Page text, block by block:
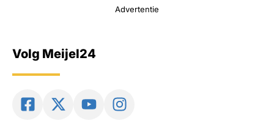
Advertentie
Volg Meijel24